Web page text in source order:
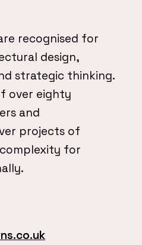
recognised for
design,
strategic thinking.
over eighty
and
projects of
for